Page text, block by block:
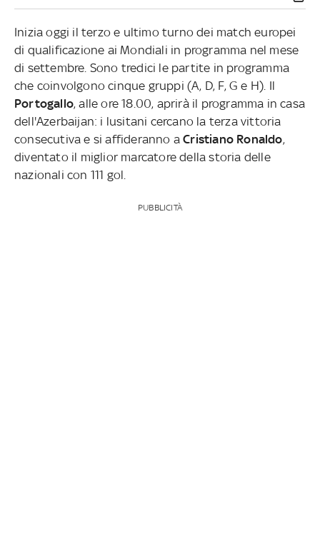
Inizia oggi il terzo e ultimo turno dei match europei
di qualificazione ai Mondiali in programma nel mese
di settembre. Sono tredici le partite in programma
che coinvolgono cinque gruppi (A, D, F, G e H). Il
Portogallo, alle ore 18.00, aprirà il programma in casa
dell'Azerbaijan: i lusitani cercano la terza vittoria
consecutiva e si affideranno aCristiano Ronaldo,
diventato il miglior marcatore della storia delle
nazionali con 111 gol.
PUBBLICITÀ